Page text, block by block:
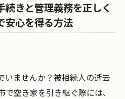
続きと管理義務を正しく
安心を得る方法
いませんか？被相続人の逝去
空き家を引き継ぐ際には、